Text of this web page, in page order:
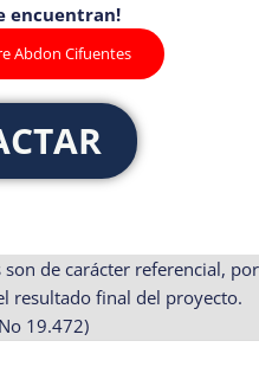
encuentran!
Abdon Cifuentes
de carácter referencial, por
resultado final del proyecto.
19.472)